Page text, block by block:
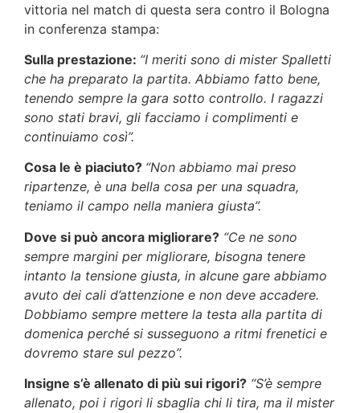
vittoria nel match di questa sera contro il Bologna
in conferenza stampa:
Sulla prestazione: “I meriti sono di mister Spalletti
che ha preparato la partita. Abbiamo fatto bene,
tenendo sempre la gara sotto controllo. I ragazzi
sono stati bravi, gli facciamo i complimenti e
continuiamo così”.
Cosa le è piaciuto? “Non abbiamo mai preso
ripartenze, è una bella cosa per una squadra,
teniamo il campo nella maniera giusta”.
Dove si può ancora migliorare? “Ce ne sono
sempre margini per migliorare, bisogna tenere
intanto la tensione giusta, in alcune gare abbiamo
avuto dei cali d’attenzione e non deve accadere.
Dobbiamo sempre mettere la testa alla partita di
domenica perché si susseguono a ritmi frenetici e
dovremo stare sul pezzo”.
Insigne s’è allenato di più sui rigori? “S’è sempre
allenato, poi i rigori li sbaglia chi li tira, ma il mister